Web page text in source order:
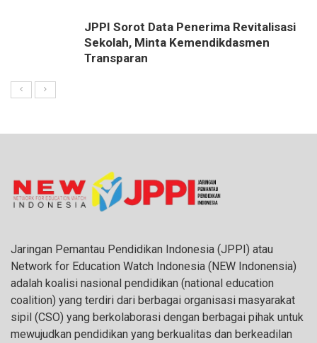
JPPI Sorot Data Penerima Revitalisasi
Sekolah, Minta Kemendikdasmen
Transparan
Jaringan Pemantau Pendidikan Indonesia (JPPI) atau
Network for Education Watch Indonesia (NEW Indonensia)
adalah koalisi nasional pendidikan (national education
coalition) yang terdiri dari berbagai organisasi masyarakat
sipil (CSO) yang berkolaborasi dengan berbagai pihak untuk
mewujudkan pendidikan yang berkualitas dan berkeadilan